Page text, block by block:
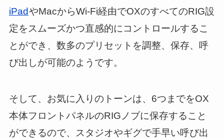
iPadやMacからWi-Fi経由でOXのすべてのRIG設
定をスムーズかつ直感的にコントロールするこ
とができ、数多のプリセットを調整、保存、呼
び出しが可能のようです。
そして、お気に入りのトーンは、6つまでをOX
本体フロントパネルのRIGノブに保存すること
ができるので、スタジオやギグで手早い呼び出